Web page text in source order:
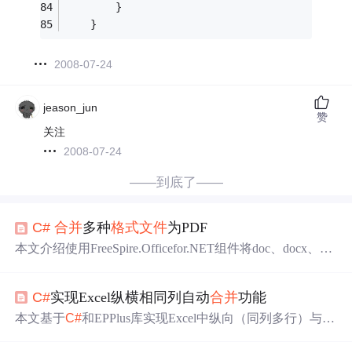
        }
    }
2008-07-24
jeason_jun
关注
2008-07-24
赞
——到底了——
C# 合并多种格式文件为PDF
本文介绍使用FreeSpire.Officefor.NET组件将doc、docx、xl
C#实现Excel纵横相同列自动合并功能
本文基于C#和EPPlus库实现Excel中纵向（同列多行）与横